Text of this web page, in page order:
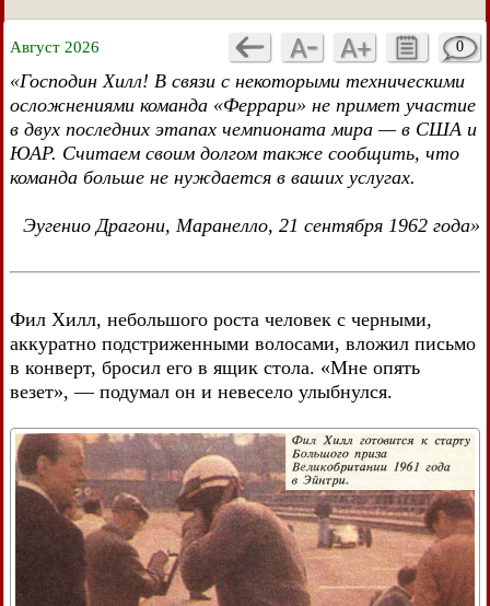
Август 2026 0
«Господин Хилл! В связи с некоторыми техническими
осложнениями команда «Феррари» не примет участие
в двух последних этапах чемпионата мира — в США и
ЮАР. Считаем своим долгом также сообщить, что
команда больше не нуждается в ваших услугах.
Эугенио Драгони, Маранелло, 21 сентября 1962 года»
Фил Хилл, небольшого роста человек с черными,
аккуратно подстриженными волосами, вложил письмо
в конверт, бросил его в ящик стола. «Мне опять
везет», — подумал он и невесело улыбнулся.